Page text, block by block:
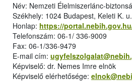
Név: Nemzeti Élelmiszerlánc-
Székhely: 1024 Budapest, Keleti K.
Honlap: https://
Telefonszám: 06-1/ 336-9009
Fax: 06-1/336-9479
E-mail cím:
Képviselő: dr. Nemes Imre elnök
Képviselő elérhetősége: